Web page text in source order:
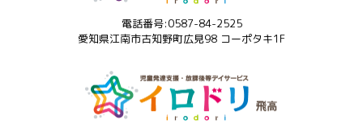
電話番号:0587-84-2525
愛知県江南市古知野町広見98 コーポタキ1F